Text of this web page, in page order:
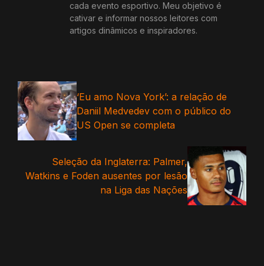
cada evento esportivo. Meu objetivo é
cativar e informar nossos leitores com
artigos dinâmicos e inspiradores.
‘Eu amo Nova York’: a relação de
Daniil Medvedev com o público do
US Open se completa
Seleção da Inglaterra: Palmer,
Watkins e Foden ausentes por lesão
na Liga das Nações